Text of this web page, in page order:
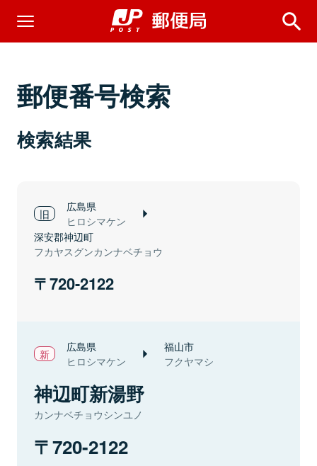
郵便番号検索
検索結果
広島県
ヒロシマケン
深安郡神辺町
フカヤスグンカンナベチョウ
720-2122
広島県
ヒロシマケン
福山市
フクヤマシ
神辺町新湯野
カンナベチョウシンユノ
720-2122